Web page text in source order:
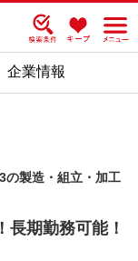
企業情報
の製造・組立・加工
長期勤務可能！